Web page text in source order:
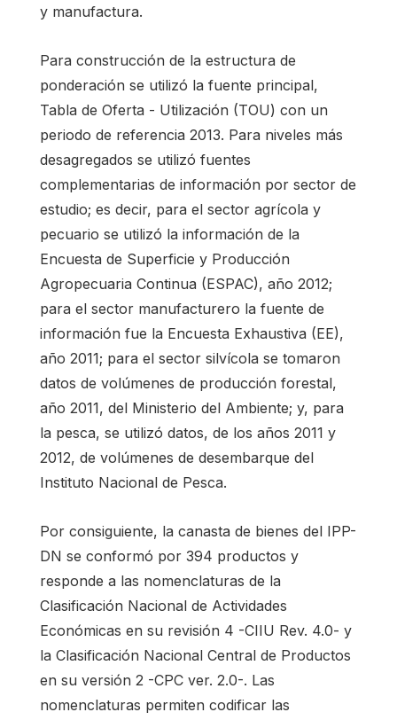
y manufactura.
Para construcción de la estructura de
ponderación se utilizó la fuente principal,
Tabla de Oferta - Utilización (TOU) con un
periodo de referencia 2013. Para niveles más
desagregados se utilizó fuentes
complementarias de información por sector de
estudio; es decir, para el sector agrícola y
pecuario se utilizó la información de la
Encuesta de Superficie y Producción
Agropecuaria Continua (ESPAC), año 2012;
para el sector manufacturero la fuente de
información fue la Encuesta Exhaustiva (EE),
año 2011; para el sector silvícola se tomaron
datos de volúmenes de producción forestal,
año 2011, del Ministerio del Ambiente; y, para
la pesca, se utilizó datos, de los años 2011 y
2012, de volúmenes de desembarque del
Instituto Nacional de Pesca.
Por consiguiente, la canasta de bienes del IPP-
DN se conformó por 394 productos y
responde a las nomenclaturas de la
Clasificación Nacional de Actividades
Económicas en su revisión 4 -CIIU Rev. 4.0- y
la Clasificación Nacional Central de Productos
en su versión 2 -CPC ver. 2.0-. Las
nomenclaturas permiten codificar las